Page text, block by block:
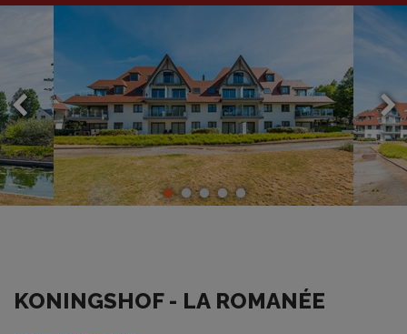
KONINGSHOF - LA ROMANÉE